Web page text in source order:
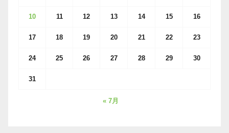
10 11 12 13 14 15 16
17 18 19 20 21 22 23
24 25 26 27 28 29 30
31
« 7月